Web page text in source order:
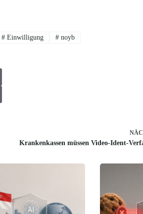
# Einwilligung #noyb
Krankenkassen müssen Video-Ident-